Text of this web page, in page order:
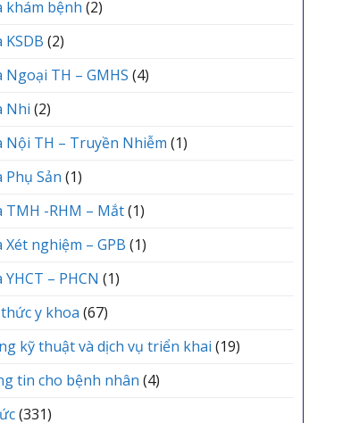
khám bệnh (2)
KSDB (2)
Ngoại TH – GMHS (4)
Nhi (2)
Nội TH – Truyền Nhiễm (1)
Phụ Sản (1)
TMH -RHM – Mắt(1)
Xét nghiệm – GPB (1)
YHCT – PHCN (1)
y khoa (67)
kỹ thuật và dịch vụ triển khai (19)
tin cho bệnh nhân (4)
(331)